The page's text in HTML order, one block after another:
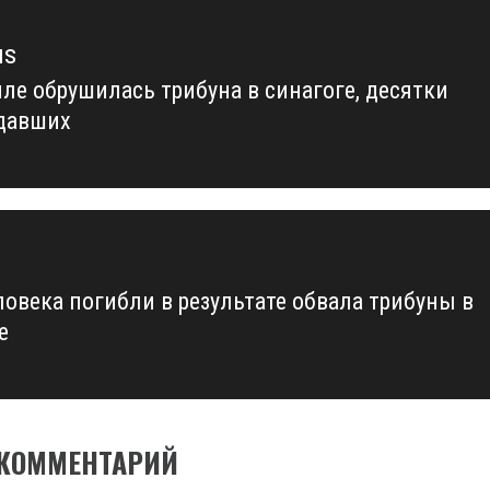
обрушилась трибуна в синагоге, десятки
погибли в результате обвала трибуны в